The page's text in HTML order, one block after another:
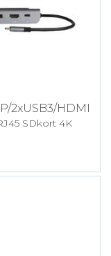
2xUSB3/HDMI
SDkort 4K